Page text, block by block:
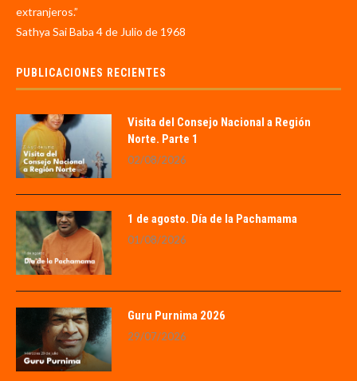
extranjeros.”
Sathya Sai Baba 4 de Julio de 1968
PUBLICACIONES RECIENTES
Visita del Consejo Nacional a Región
Norte. Parte 1
02/08/2026
1 de agosto. Día de la Pachamama
01/08/2026
Guru Purnima 2026
29/07/2026